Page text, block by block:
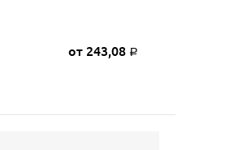
от 243,08 Р